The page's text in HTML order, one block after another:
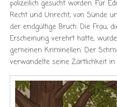
polizeilich gesucht worden. Für
Recht und Unrecht, von Sünde
der endgültige Bruch. Die Frau,
Erscheinung verehrt hatte,
gemeinen Kriminellen. Der
verwandelte seine Zärtlichkeit